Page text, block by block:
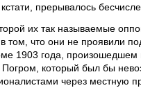
прерывалось
их так называемые
что они не проявили
1903 года, произошедшем
который был бы
через местную